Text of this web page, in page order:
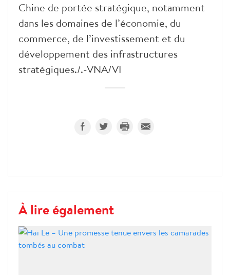
Chine de portée stratégique, notamment
dans les domaines de l’économie, du
commerce, de l’investissement et du
développement des infrastructures
stratégiques./.-VNA/VI
À lire également